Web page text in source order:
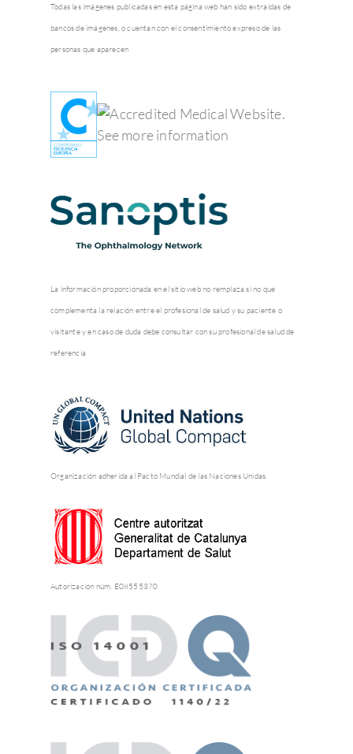
Todas las imágenes publicadas en esta página web han sido extraídas de
bancos de imágenes, o cuentan con el consentimiento expreso de las
personas que aparecen
La información proporcionada en el sitio web no remplaza si no que
complementa la relación entre el profesional de salud y su paciente o
visitante y en caso de duda debe consultar con su profesional de salud de
referencia
Organización adherida al Pacto Mundial de las Naciones Unidas
Autorización núm. E08555370